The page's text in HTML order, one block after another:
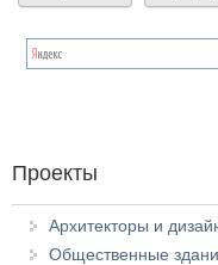
Проекты
Архитекторы и
Общественные